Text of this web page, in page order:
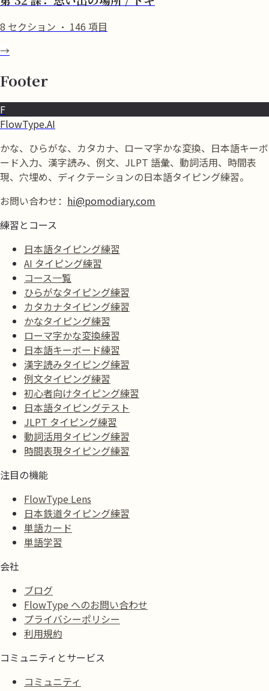
8 セクション · 146 項目
→
Footer
F
FlowType.AI
かな、ひらがな、カタカナ、ローマ字かな変換、日本語キーボ
ード入力、漢字読み、例文、JLPT 語彙、動詞活用、時間表
現、穴埋め、ディクテーションの日本語タイピング練習。
お問い合わせ： hi@pomodiary.com
練習とコース
日本語タイピング練習
AI タイピング練習
コース一覧
ひらがなタイピング練習
カタカナタイピング練習
かなタイピング練習
ローマ字かな変換練習
日本語キーボード練習
漢字読みタイピング練習
例文タイピング練習
初心者向けタイピング練習
日本語タイピングテスト
JLPT タイピング練習
動詞活用タイピング練習
時間表現タイピング練習
注目の機能
FlowType Lens
日本鉄道タイピング練習
単語カード
単語学習
会社
ブログ
FlowType へのお問い合わせ
プライバシーポリシー
利用規約
コミュニティとサービス
コミュニティ